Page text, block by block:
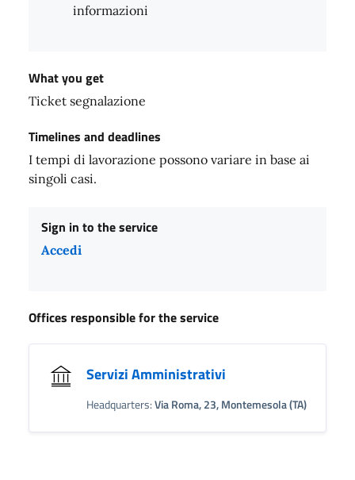
informazioni
What you get
Ticket segnalazione
Timelines and deadlines
I tempi di lavorazione possono variare in base ai
singoli casi.
Sign in to the service
Accedi
Offices responsible for the service
Servizi Amministrativi
Headquarters:Via Roma, 23, Montemesola (TA)